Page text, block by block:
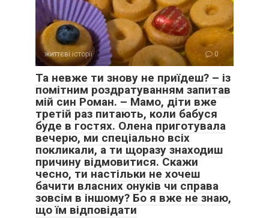
життєві історії 0
Та невже ти знову не приїдеш? – із
помітним роздратуванням запитав
мій син Роман. – Мамо, діти вже
третій раз питають, коли бабуся
буде в гостях. Олена приготувала
вечерю, ми спеціально всіх
покликали, а ти щоразу знаходиш
причину відмовитися. Скажи
чесно, ти настільки не хочеш
бачити власних онуків чи справа
зовсім в іншому? Бо я вже не знаю,
що їм відповідати